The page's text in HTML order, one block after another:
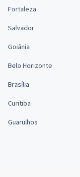
Fortaleza
Salvador
Goiânia
Belo Horizonte
Brasília
Curitiba
Guarulhos